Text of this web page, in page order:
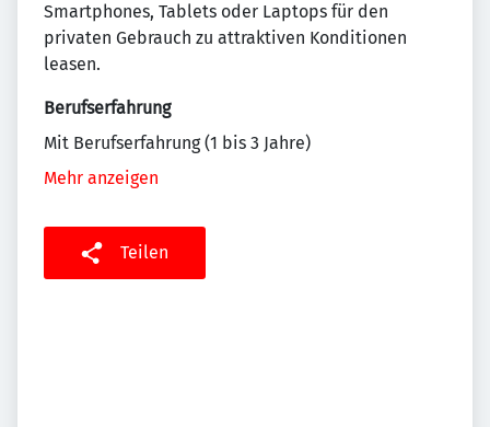
Smartphones, Tablets oder Laptops für den
privaten Gebrauch zu attraktiven Konditionen
leasen.
Berufserfahrung
Mit Berufserfahrung (1 bis 3 Jahre)
Mehr anzeigen
Teilen